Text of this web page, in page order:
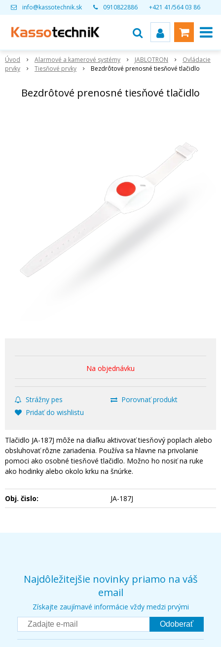
info@kassotechnik.sk 0910822886 +421 41/564 03 86
Úvod Alarmové a kamerové systémy JABLOTRON
Ovládacie
prvky
Tiesňové prvky Bezdrôtové prenosné tiesňové tlačidlo
Bezdrôtové prenosné tiesňové tlačidlo
Na objednávku
Strážny pes
Porovnať produkt
Pridať do wishlistu
Tlačidlo JA-187J môže na diaľku aktivovať tiesňový poplach alebo
obsluhovať rôzne zariadenia. Používa sa hlavne na privolanie
pomoci ako osobné tiesňové tlačidlo. Možno ho nosiť na ruke
ako hodinky alebo okolo krku na šnúrke.
Obj. čislo: JA-187J
Najdôležitejšie novinky priamo na váš
email
Získajte zaujímavé informácie vždy medzi prvými
Odoberať